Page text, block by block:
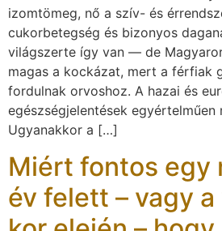
izomtömeg, nő a szív- és
cukorbetegség és bizonyos
világszerte így van — de
magas a kockázat, mert a férfiak
fordulnak orvoshoz. A hazai és
egészségjelentések egyértelműen
Ugyanakkor a […]
Miért fontos egy
év felett – vagy